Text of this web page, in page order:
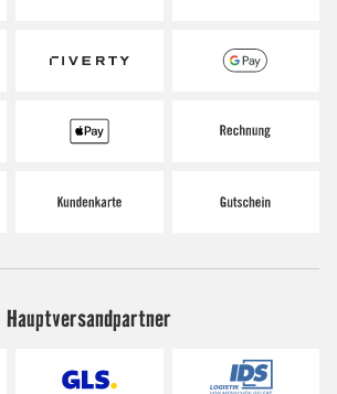
Hauptversandpartner